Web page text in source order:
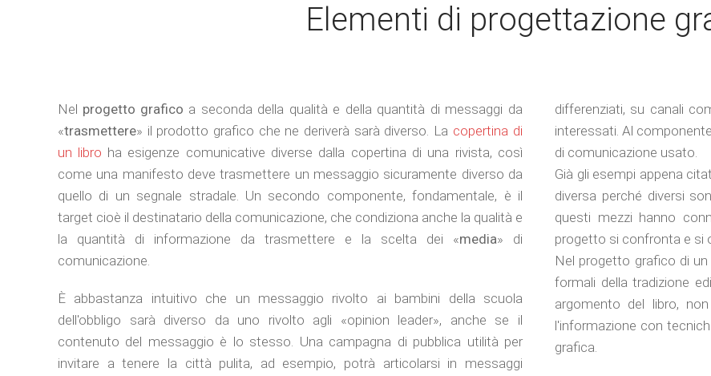
Elementi di progettazione
Nel progetto grafico a seconda della qualità e della quantità di messaggi da
«trasmettere» il prodotto grafico che ne deriverà sarà diverso. La copertina di
un libro ha esigenze comunicative diverse dalla copertina di una rivista, così
come una manifesto deve trasmettere un messaggio sicuramente diverso da
quello di un segnale stradale. Un secondo componente, fondamentale, è il
target cioè il destinatario della comunicazione, che condiziona anche la qualità e
la quantità di informazione da trasmettere e la scelta dei «media» di
comunicazione.
È abbastanza intuitivo che un messaggio rivolto ai bambini della scuola
dell'obbligo sarà diverso da uno rivolto agli «opinion leader», anche se il
contenuto del messaggio è lo stesso. Una campagna di pubblica utilità per
invitare a tenere la città pulita, ad esempio, potrà articolarsi in messaggi
differenziati, su canali
interessati. Al
di comunicazione usato.
Già gli esempi appena
diversa perché diversi
questi mezzi hanno
progetto si confronta e si
Nel progetto grafico di
formali della tradizione
argomento del libro,
l'informazione con
grafica.